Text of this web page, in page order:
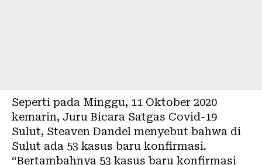
Seperti pada Minggu, 11 Oktober 2020
kemarin, Juru Bicara Satgas Covid-19
Sulut, Steaven Dandel menyebut bahwa di
Sulut ada 53 kasus baru konfirmasi.
“Bertambahnya 53 kasus baru konfirmasi